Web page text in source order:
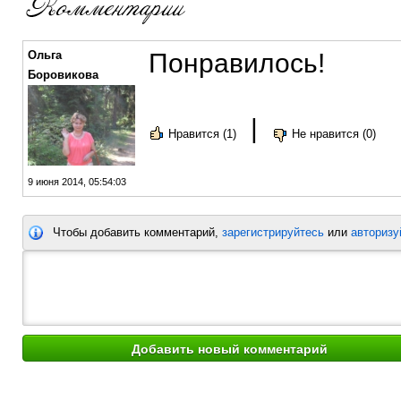
Ольга
Боровикова
9 июня 2014, 05:54:03
Понравилось!
Нравится (1) | Не нравится (0)
Чтобы добавить комментарий, зарегистрируйтесь или